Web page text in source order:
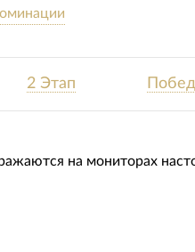
2 Этап
на мониторах